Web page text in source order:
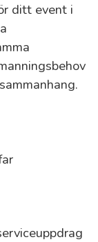
ditt event i